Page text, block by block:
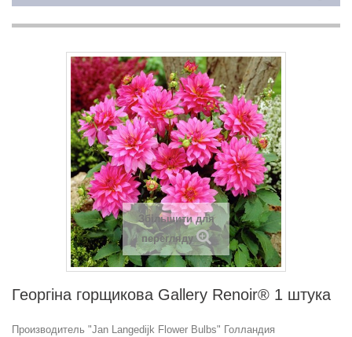
Збільшити для
перегляду
Георгіна горщикова Gallery Renoir® 1 штука
Производитель "Jan Langedijk Flower Bulbs" Голландия